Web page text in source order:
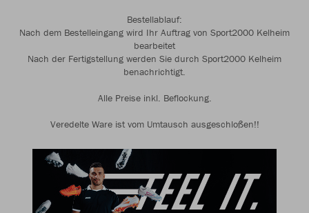
Bestellablauf:
Nach dem Bestelleingang wird Ihr Auftrag von Sport2000 Kelheim
bearbeitet
Nach der Fertigstellung werden Sie durch Sport2000 Kelheim
benachrichtigt.
Alle Preise inkl. Beflockung.
Veredelte Ware ist vom Umtausch ausgeschloßen!!